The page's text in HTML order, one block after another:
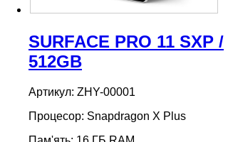
SURFACE PRO 11 SXP /
512GB
Артикул: ZHY-00001
Процесор: Snapdragon X Plus